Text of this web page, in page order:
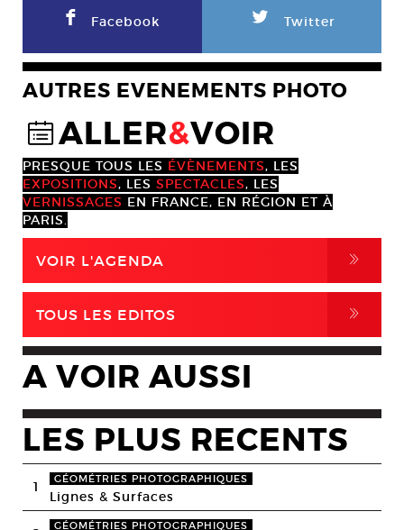
F Facebook L Twitter
AUTRES EVENEMENTS PHOTO
@ALLER&VOIR
PRESQUE TOUS LES ÉVÈNEMENTS, LES
EXPOSITIONS, LES SPECTACLES, LES
VERNISSAGES EN FRANCE, EN RÉGION ET À
PARIS.
VOIR L'AGENDA ,
TOUS LES EDITOS ,
A VOIR AUSSI
LES PLUS RECENTS
1 GÉOMÉTRIES PHOTOGRAPHIQUES
Lignes & Surfaces
GÉOMÉTRIES PHOTOGRAPHIQUES